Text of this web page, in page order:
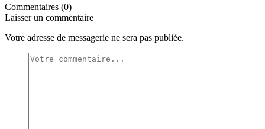
Commentaires (0)
Laisser un commentaire
Votre adresse de messagerie ne sera pas publiée.